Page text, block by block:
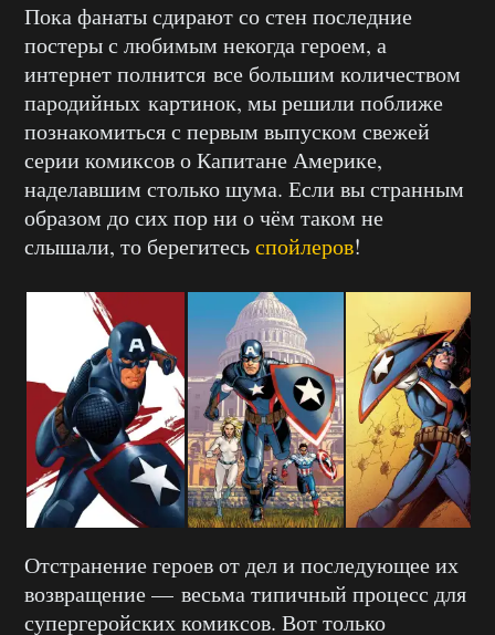
Пока фанаты сдирают со стен последние
постеры с любимым некогда героем, а
интернет полнится все большим количеством
пародийных картинок, мы решили поближе
познакомиться с первым выпуском свежей
серии комиксов о Капитане Америке,
наделавшим столько шума. Если вы странным
образом до сих пор ни о чём таком не
слышали, то берегитесьспойлеров!
Отстранение героев от дел и последующее их
возвращение — весьма типичный процесс для
супергеройских комиксов. Вот только